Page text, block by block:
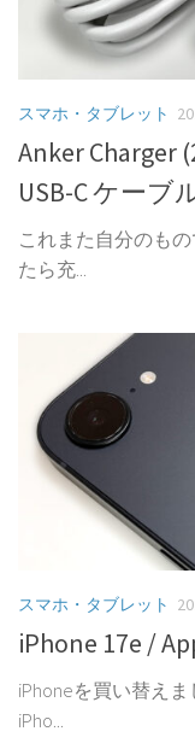
スマホ・タブレット
Anker Charger
USB-C ケーブ
これまた自分のも
たら充...
スマホ・タブレット
iPhone 17e /
iPhoneを買い替え
iPho...